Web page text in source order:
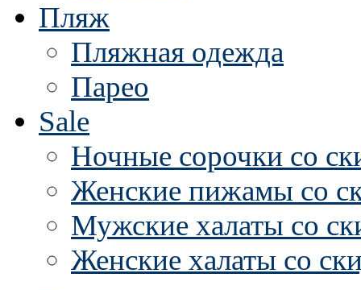
Пляж
Пляжная одежда
Парео
Sale
Ночные сорочки со
Женские пижамы со
Мужские халаты со
Женские халаты со